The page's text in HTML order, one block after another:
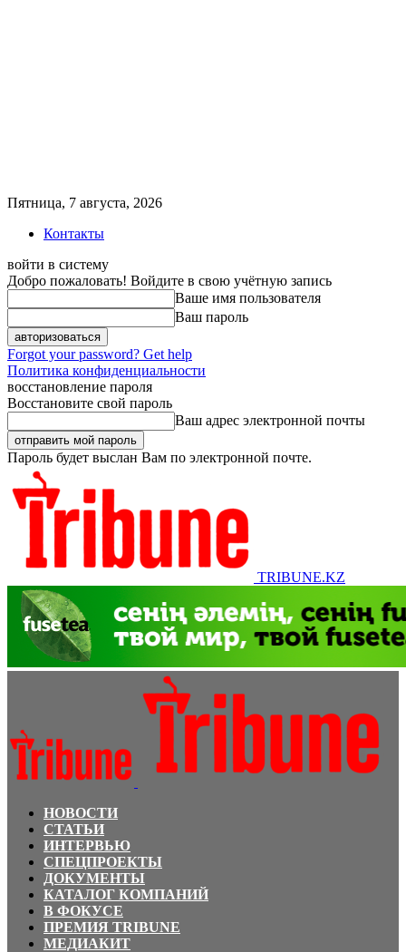
Пятница, 7 августа, 2026
Контакты
войти в систему
Добро пожаловать! Войдите в свою учётную запись
Ваше имя пользователя
Ваш пароль
Forgot your password? Get help
Политика конфиденциальности
восстановление пароля
Восстановите свой пароль
Ваш адрес электронной почты
Пароль будет выслан Вам по электронной почте.
TRIBUNE.KZ
НОВОСТИ
СТАТЬИ
ИНТЕРВЬЮ
СПЕЦПРОЕКТЫ
ДОКУМЕНТЫ
КАТАЛОГ КОМПАНИЙ
В ФОКУСЕ
ПРЕМИЯ TRIBUNE
МЕДИАКИТ